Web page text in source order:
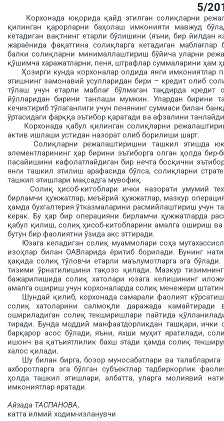
5/
Корхонада юқорида қайд этилган солиқларни
қилинган қарорларни баҳолаш имконияти мавжуд
кетадиган вақтнинг етарли бўлишини (яъни, бир
жараёнида фақатгина со­лиқ­ларга кетадиган
балки солиқларни минималлаштириш бўйича уларни
қўшимча харажатларни, пеня, штрафлар суммаларини ҳам
Ҳозирги кунда корхоналар олдида янги имкониятлар
этишнинг замонавий усулларидан би­ри – кредит олиб
тўлаш учун етарли маблағ бўлмаган тақдирда
йўлларидан бирини танлаши мумкин. Улардан бирини
кечиктириб тўлаганлиги учун пенянинг суммаси билан
ўртасидаги фарқ­қа эътибор қаратади ва афзалини
Корхонада қабул қилинган солиқ­ларни
актив ишлаши устидан назорат олиб борилиши шарт.
Солиқларни режалаштиришни ташкил этишда
элементларининг ҳар бирини эътиборга олган ҳолда
пасайишини кафолатлайдиган бир нечта босқични
янги ташкил этилиш арафасида бўлса, солиқларни
ташкил этиш­лари мақсадга мувофиқ
Солиқ ҳисоб-китоблари ички назорати умумий
бирламчи ҳужжатлар, меъёрий ҳуж­жатлар, мазкур
ҳамда бухгалтерия ўтказма­ларини расмийлаштириш учун
керак. Бу ҳар бир опе­ра­ция­ни бир­ламчи ҳужжатларда
қабул қилиш, со­лиқ ҳи­соб-китобларини амалга ошириш
бутун бир фаолиятни ўзида акс эттиради.
Юзага келадиган солиқ муаммолари соҳа
изоҳлар билан ОАВларида ёритиб борилади. Бунинг
ҳақида солиқ тўловчи етарли маълу­мотларга эга
тизими ўрнатилишини та­қозо қилади. Мазкур
бажарилишида со­лиқ хатолари юзага келишининг
амалга ошириш учун корхоналарда солиқ менежери
Шундай қилиб, корхонада самарали фаолият
солиқ хатоларини салмоқли даражада
ошириладиган солиқ текширишлари пайтида
тиради. Бунда моддий манфаатдорликдан ташқари, ички
барқарор асос бўлади, яъни, ях­ши муҳит яратилади,
ишонч ва қатъиятлилик бахш этади ҳамда солиқ
халос қилади.
Шу билан бирга, бозор муносабатлари ва
ахборотларга эга бўлган субъ­ектлар тадбиркорлик
ҳолда ташкил этишлари, албатта, уларга молиявий
имкониятлар яратади.
Айзада ТАСПАНОВА,
катта илмий ходим-изланувчи